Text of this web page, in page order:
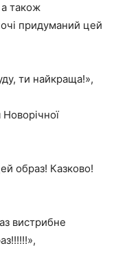
а також
придуманий цей
ти найкраща!»,
образ! Казково!
вистрибне